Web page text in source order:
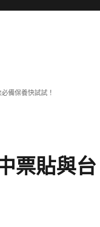
備保養快試試！
票貼與台